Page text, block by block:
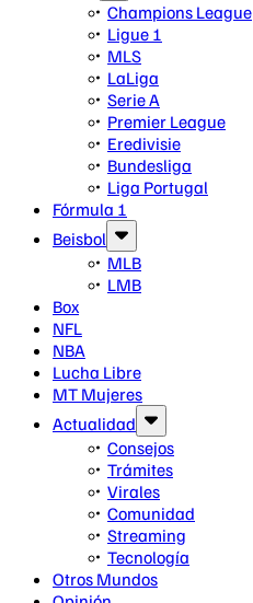
Champions League
Ligue 1
MLS
LaLiga
Serie A
Premier League
Eredivisie
Bundesliga
Liga Portugal
Fórmula 1
Beisbol
MLB
LMB
Box
NFL
NBA
Lucha Libre
MT Mujeres
Actualidad
Consejos
Trámites
Virales
Comunidad
Streaming
Tecnología
Otros Mundos